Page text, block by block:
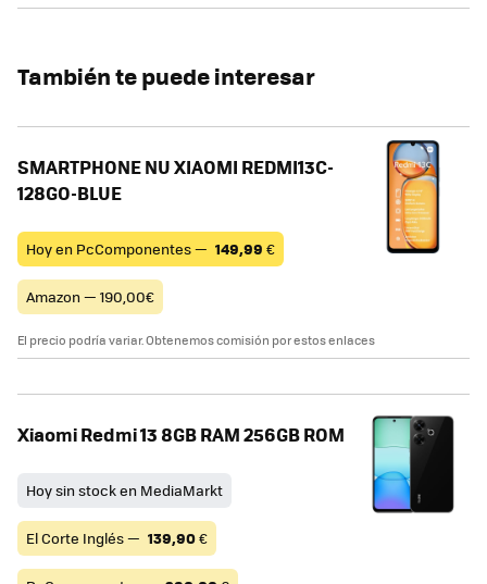
También te puede interesar
SMARTPHONE NU XIAOMI REDMI13C-
128GO-BLUE
Hoy en PcComponentes — 149,99 €
Amazon — 190,00€
El precio podría variar. Obtenemos comisión por estos enlaces
Xiaomi Redmi 13 8GB RAM 256GB ROM
Hoy sin stock en MediaMarkt
El Corte Inglés — 139,90€